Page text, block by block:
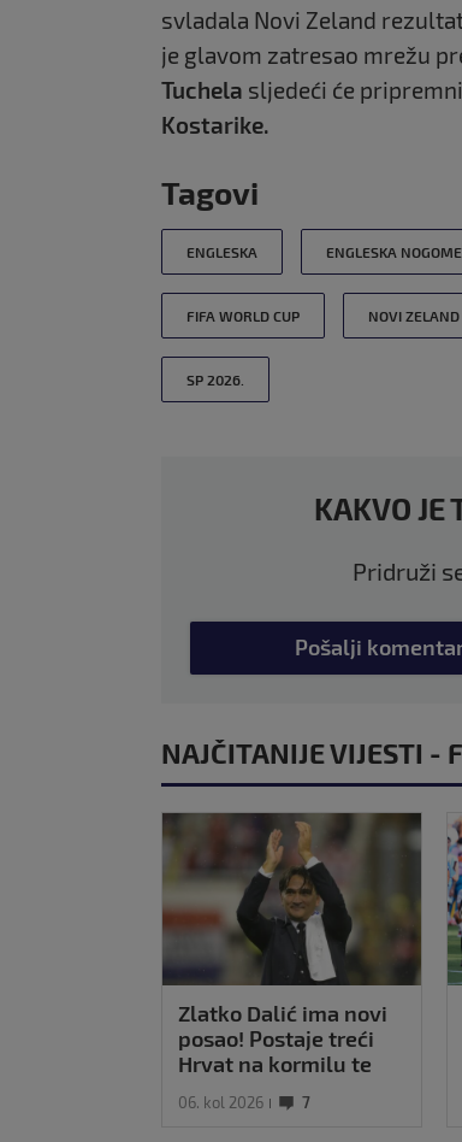
svladala Novi Zeland
je glavom zatresao mrežu
Tuchela sljedeći će
Kostarike.
Tagovi
ENGLESKA ENGLESKA
FIFA WORLD CUP NOVI ZELAND
SP 2026.
KAKVO JE
Pridruži
Pošalji
NAJČITANIJE VIJESTI -
Zlatko Dalić ima novi
posao! Postaje treći
Hrvat na kormilu te
06. kol 2026 7